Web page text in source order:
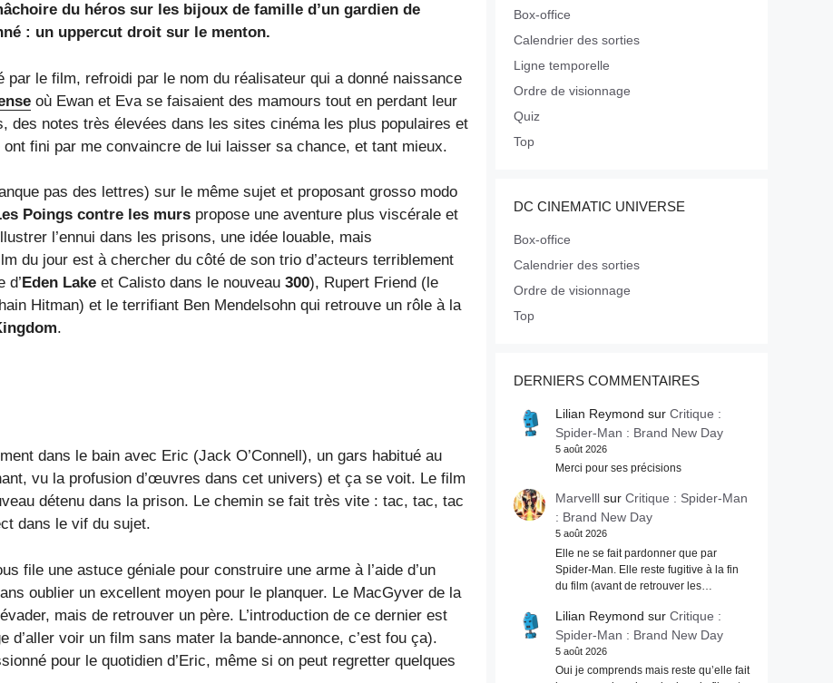
du héros sur les bijoux de famille d’un gardien de
: un uppercut droit sur le menton.
par le film, refroidi par le nom du réalisateur qui a donné naissance
où Ewan et Eva se faisaient des mamours tout en perdant leur
des notes très élevées dans les sites cinéma les plus populaires et
fini par me convaincre de lui laisser sa chance, et tant mieux.
pas des lettres) sur le même sujet et proposant grosso modo
Poings contre les murs propose une aventure plus viscérale et
l’ennui dans les prisons, une idée louable, mais
du jour est à chercher du côté de son trio d’acteurs terriblement
d’ Eden Lake et Calisto dans le nouveau 300), Rupert Friend (le
Hitman) et le terrifiant Ben Mendelsohn qui retrouve un rôle à la
.
dans le bain avec Eric (Jack O’Connell), un gars habitué au
vu la profusion d’œuvres dans cet univers) et ça se voit. Le film
détenu dans la prison. Le chemin se fait très vite : tac, tac, tac
dans le vif du sujet.
file une astuce géniale pour construire une arme à l’aide d’un
oublier un excellent moyen pour le planquer. Le MacGyver de la
mais de retrouver un père. L’introduction de ce dernier est
d’aller voir un film sans mater la bande-annonce, c’est fou ça).
pour le quotidien d’Eric, même si on peut regretter quelques
Box-office
Calendrier des sorties
Ligne temporelle
Ordre de visionnage
Quiz
Top
DC CINEMATIC UNIVERSE
Box-office
Calendrier des sorties
Ordre de visionnage
Top
DERNIERS COMMENTAIRES
Lilian Reymond sur Critique :
Spider-Man : Brand New Day
5 août 2026
Merci pour ses précisions
Marvelllsur Critique : Spider-Man
: Brand New Day
5 août 2026
Elle ne se fait pardonner que par
Spider-Man. Elle reste fugitive à la fin
du film (avant de retrouver les…
Lilian Reymond sur Critique :
Spider-Man : Brand New Day
5 août 2026
Oui je comprends mais reste qu’elle fait